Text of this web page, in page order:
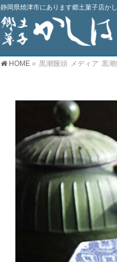
静岡県焼津市にあります郷土菓子店か
HOME » 黒潮饅頭 メディア 黒